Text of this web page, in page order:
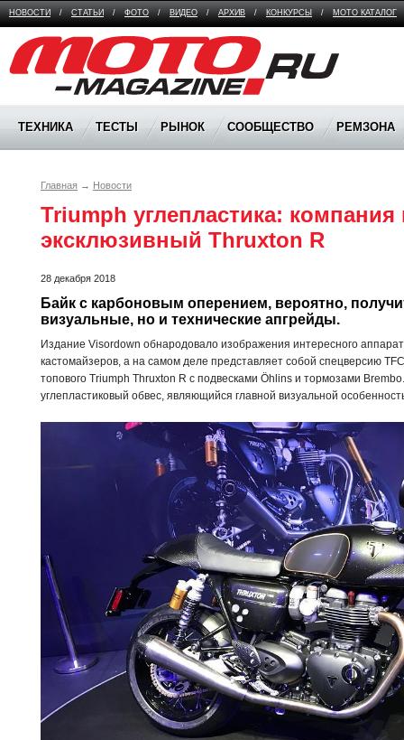
НОВОСТИ / СТАТЬИ / ФОТО / ВИДЕО / АРХИВ / КОНКУРСЫ / МОТО КАТАЛОГ
Moto Magazine
ТЕХНИКА ТЕСТЫ РЫНОК СООБЩЕСТВО РЕМЗОНА
Главная → Новости
Triumph углепластика: компания
эксклюзивный Thruxton R
28 декабря 2018
Байк с карбоновым оперением, вероятно,
визуальные, но и технические апгрейды.
Издание Visordown обнародовало изображения интересного
кастомайзеров, а на самом деле представляет собой спецверсию
топового Triumph Thruxton R с подвесками Öhlins и тормозами
углепластиковый обвес, являющийся главной визуальной